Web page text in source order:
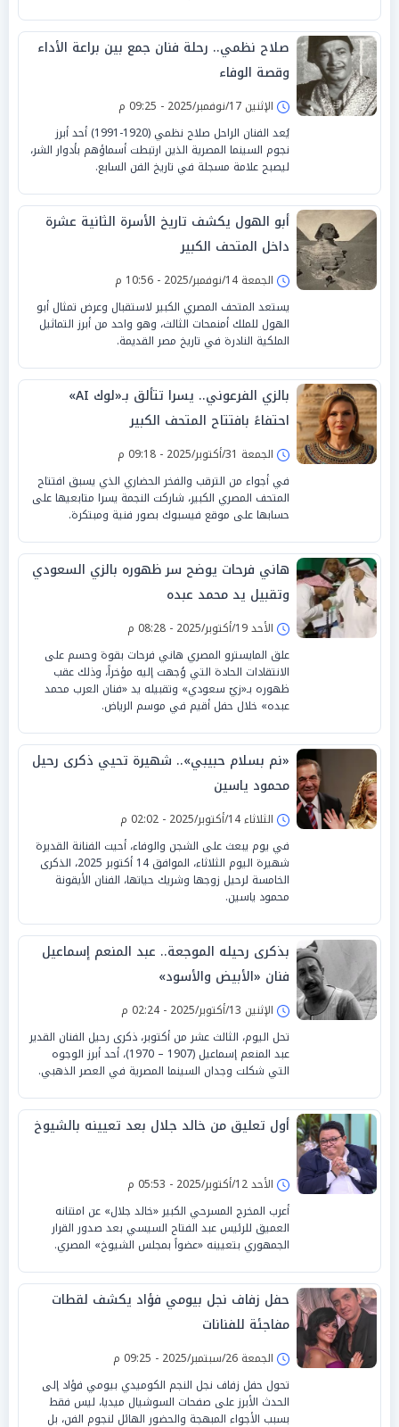
صلاح نظمي.. رحلة فنان جمع بين براعة الأداء
وقصة الوفاء
الإثنين 17/نوفمبر/2025 - 09:25 م
يُعد الفنان الراحل صلاح نظمي (1920-1991) أحد أبرز
نجوم السينما المصرية الذين ارتبطت أسماؤهم بأدوار الشر،
ليصبح علامة مسجلة في تاريخ الفن السابع.
أبو الهول يكشف تاريخ الأسرة الثانية عشرة
داخل المتحف الكبير
الجمعة 14/نوفمبر/2025 - 10:56 م
يستعد المتحف المصري الكبير لاستقبال وعرض تمثال أبو
الهول للملك أمنمحات الثالث، وهو واحد من أبرز التماثيل
الملكية النادرة في تاريخ مصر القديمة.
بالزي الفرعوني.. يسرا تتألق بـ«لوك AI»
احتفاءً بافتتاح المتحف الكبير
الجمعة 31/أكتوبر/2025 - 09:18 م
في أجواء من الترقب والفخر الحضاري الذي يسبق افتتاح
المتحف المصري الكبير، شاركت النجمة يسرا متابعيها على
حسابها على موقع فيسبوك بصور فنية ومبتكرة.
هاني فرحات يوضح سر ظهوره بالزي السعودي
وتقبيل يد محمد عبده
الأحد 19/أكتوبر/2025 - 08:28 م
علق المايسترو المصري هاني فرحات بقوة وحسم على
الانتقادات الحادة التي وُجهت إليه مؤخراً، وذلك عقب
ظهوره بـ«زيّ سعودي» وتقبيله يد «فنان العرب محمد
عبده» خلال حفل أقيم في موسم الرياض.
«نم بسلام حبيبي».. شهيرة تحيي ذكرى رحيل
محمود ياسين
الثلاثاء 14/أكتوبر/2025 - 02:02 م
في يوم يبعث على الشجن والوفاء، أحيت الفنانة القديرة
شهيرة اليوم الثلاثاء، الموافق 14 أكتوبر 2025، الذكرى
الخامسة لرحيل زوجها وشريك حياتها، الفنان الأيقونة
محمود ياسين.
بذكرى رحيله الموجعة.. عبد المنعم إسماعيل
فنان «الأبيض والأسود»
الإثنين 13/أكتوبر/2025 - 02:24 م
تحل اليوم، الثالث عشر من أكتوبر، ذكرى رحيل الفنان القدير
عبد المنعم إسماعيل (1907 – 1970)، أحد أبرز الوجوه
التي شكلت وجدان السينما المصرية في العصر الذهبي.
أول تعليق من خالد جلال بعد تعيينه بالشيوخ
الأحد 12/أكتوبر/2025 - 05:53 م
أعرب المخرج المسرحي الكبير «خالد جلال» عن امتنانه
العميق للرئيس عبد الفتاح السيسي بعد صدور القرار
الجمهوري بتعيينه «عضواً بمجلس الشيوخ» المصري.
حفل زفاف نجل بيومي فؤاد يكشف لقطات
مفاجئة للفنانات
الجمعة 26/سبتمبر/2025 - 09:25 م
تحول حفل زفاف نجل النجم الكوميدي بيومي فؤاد إلى
الحدث الأبرز على صفحات السوشيال ميديا، ليس فقط
بسبب الأجواء المبهجة والحضور الهائل لنجوم الفن، بل